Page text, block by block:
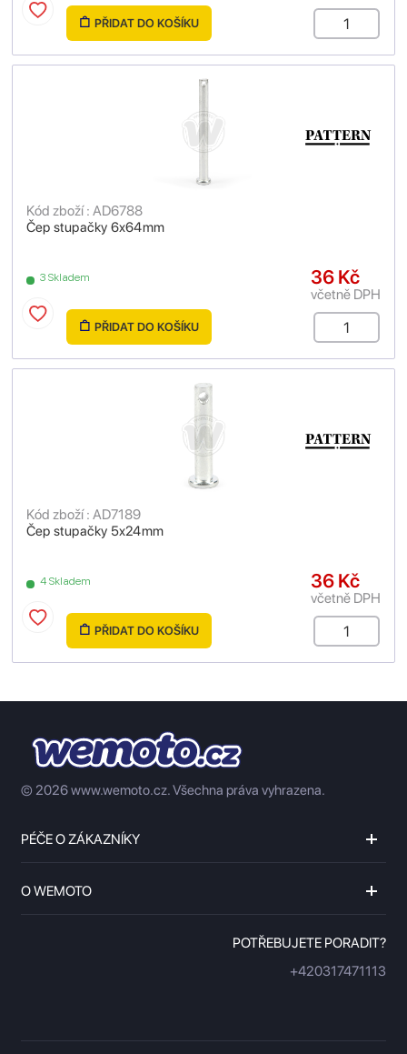
PŘIDAT DO KOŠÍKU
Čep stupačky 6x64mm
Kód zboží : AD6788
3 Skladem 36 Kč
včetně DPH
PŘIDAT DO KOŠÍKU
Čep stupačky 5x24mm
Kód zboží : AD7189
4 Skladem 36 Kč
včetně DPH
PŘIDAT DO KOŠÍKU
© 2026 www.wemoto.cz.Všechna práva vyhrazena.
PÉČE O ZÁKAZNÍKY
O WEMOTO
POTŘEBUJETE PORADIT?
+420317471113